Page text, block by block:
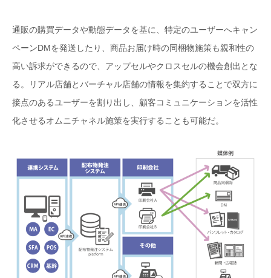
通販の購買データや動態データを基に、特定のユーザーへキャン
ペーンDMを発送したり、商品お届け時の同梱物施策も親和性の
高い訴求ができるので、アップセルやクロスセルの機会創出とな
る。リアル店舗とバーチャル店舗の情報を集約することで双方に
接点のあるユーザーを割り出し、顧客コミュニケーションを活性
化させるオムニチャネル施策を実行することも可能だ。